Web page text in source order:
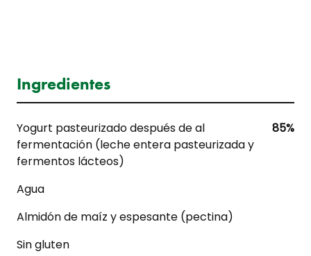
Ingredientes
Yogurt pasteurizado después de al
fermentación (leche entera pasteurizada y
fermentos lácteos)
85%
Agua
Almidón de maíz y espesante (pectina)
Sin gluten